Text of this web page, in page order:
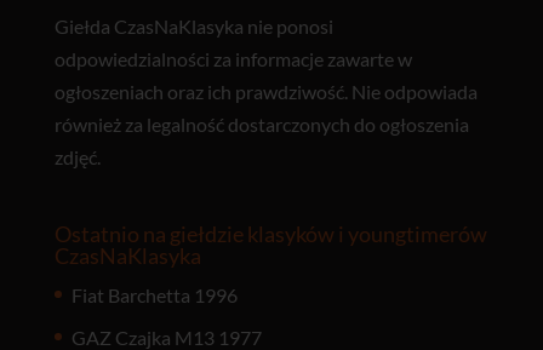
Giełda CzasNaKlasyka nie ponosi
odpowiedzialności za informacje zawarte w
ogłoszeniach oraz ich prawdziwość. Nie odpowiada
również za legalność dostarczonych do ogłoszenia
zdjęć.
Ostatnio na giełdzie klasyków i youngtimerów
CzasNaKlasyka
Fiat Barchetta 1996
GAZ Czajka M13 1977